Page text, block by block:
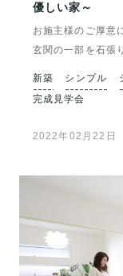
優しい家～
お施主様のご厚意
玄関の一部を石張
新築 シンプル
完成見学会
2022年02月22日